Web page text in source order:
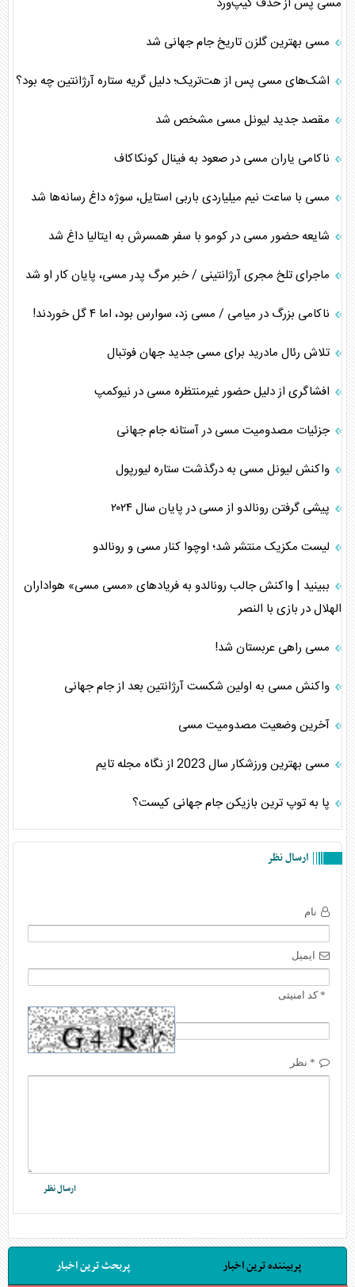
مسی بهترین گلزن تاریخ جام جهانی شد
اشک‌های مسی پس از هت‌تریک؛ دلیل گریه ستاره آرژانتین چه بود؟
مقصد جدید لیونل مسی مشخص شد
ناکامی یاران مسی در صعود به فینال کونکاکاف
مسی با ساعت نیم میلیاردی باربی استایل، سوژه داغ رسانه‌ها شد
شایعه حضور مسی در کومو با سفر همسرش به ایتالیا داغ شد
ماجرای تلخ مجری آرژانتینی / خبر مرگ پدر مسی، پایان کار او شد
ناکامی بزرگ در میامی / مسی زد، سوارس بود، اما ۴ گل خوردند!
تلاش رئال مادرید برای مسی جدید جهان فوتبال
افشاگری از دلیل حضور غیرمنتظره مسی در نیوکمپ
جزئیات مصدومیت مسی در آستانه جام جهانی
واکنش لیونل مسی به درگذشت ستاره لیورپول
پیشی گرفتن رونالدو از مسی در پایان سال ۲۰۲۴
لیست مکزیک منتشر شد؛ اوچوا کنار مسی و رونالدو
ببینید | واکنش جالب رونالدو به فریادهای «مسی مسی» هواداران
الهلال در بازی با النصر
مسی راهی عربستان شد!
واکنش مسی به اولین شکست آرژانتین بعد از جام جهانی
آخرین وضعیت مصدومیت مسی
مسی بهترین ورزشکار سال 2023 از نگاه مجله تایم
پا به توپ ترین بازیکن جام جهانی کیست؟
ارسال نظر
نام
ایمیل
* کد امنیتی
* نظر
پربیننده ترین اخبار پربحث ترین اخبار